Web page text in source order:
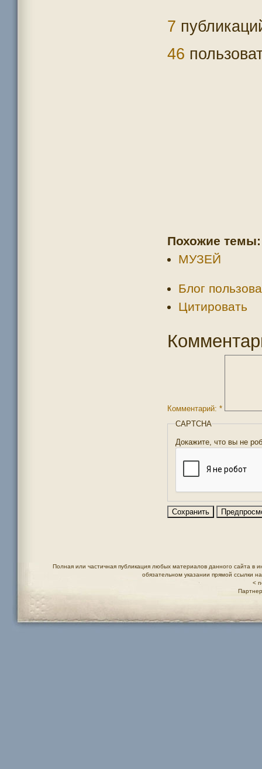
7
46
Похожие темы:
МУЗЕЙ
Блог
Цитировать
Комментарий: *
CAPTCHA
Докажите, что вы не
Полная или частичная публикация любых материалов данного сайта в
обязательном указании прямой ссылки
<